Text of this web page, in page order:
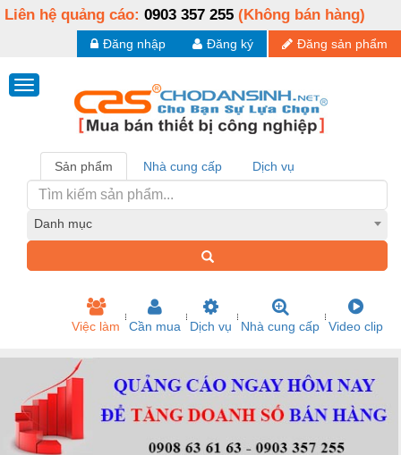
Liên hệ quảng cáo: 0903 357 255 (Không bán hàng)
Đăng sản phẩm
Đăng ký
Đăng nhập
Sản phẩm Nhà cung cấp Dịch vụ
Danh mục
Việc làm Cần mua Dịch vụ Nhà cung cấp Video clip